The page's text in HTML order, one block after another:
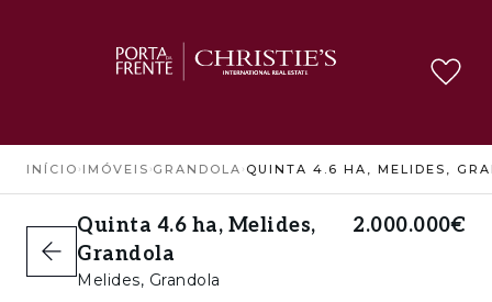
INÍCIO › IMÓVEIS ›GRANDOLA › QUINTA 4.6 HA, MELIDES,
Quinta 4.6 ha, Melides,
Grandola
Melides, Grandola
2.000.000€